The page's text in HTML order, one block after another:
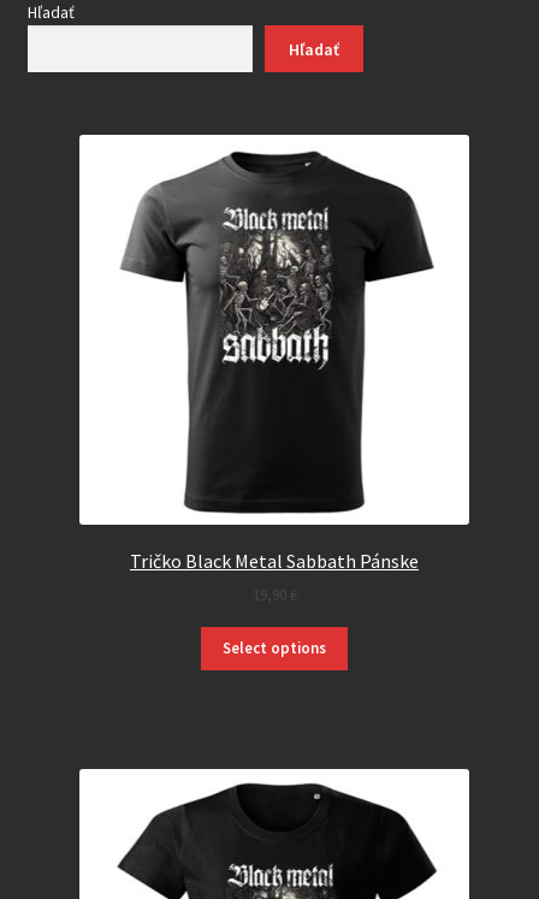
Hľadať
Hľadať
Tričko Black Metal Sabbath Pánske
19,90 €
Select options